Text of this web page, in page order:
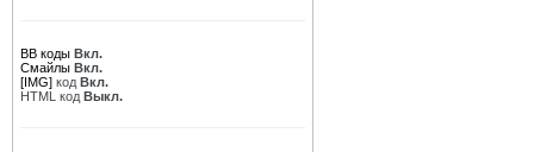
BB коды Вкл.
Смайлы Вкл.
[IMG] код Вкл.
HTML код Выкл.